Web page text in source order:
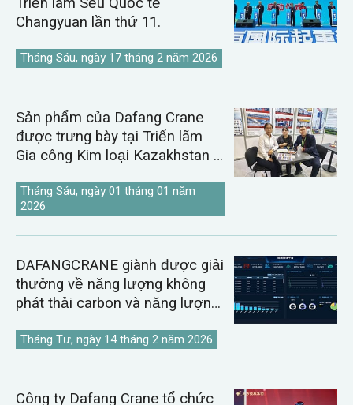
Changyuan lần thứ 11.
Tháng Sáu, ngày 17 tháng 2 năm 2026
Sản phẩm của Dafang Crane
được trưng bày tại Triển lãm
Gia công Kim loại Kazakhstan &
Tháng Sáu, ngày 01 tháng 01 năm
2026
DAFANGCRANE giành được giải
thưởng về năng lượng không
phát thải carbon và năng lượng
Tháng Tư, ngày 14 tháng 2 năm 2026
Công ty Dafang Crane tổ chức